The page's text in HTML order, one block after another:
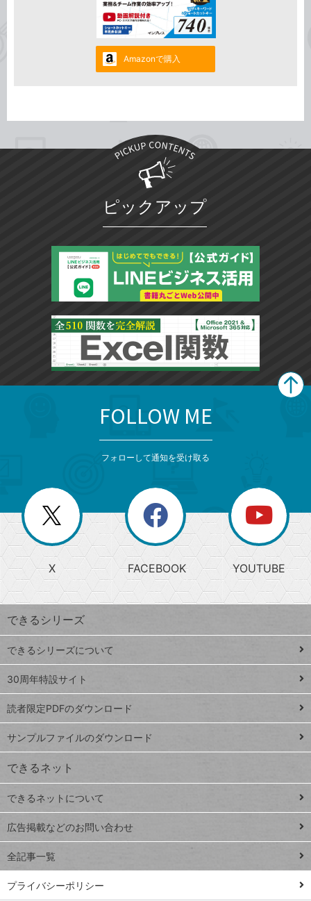
Amazonで購入
ピックアップ
じ
る
search
検
索
上
昇
ワ
ー
ド
Google
スプレ
ッドシ
ート
iPhone
VLOOKUP
close
閉じ
る
閉
じ
る
ー
か
ら
探
す
ト
ッ
プ
ペ
ジ
連載
Excel Q&A
トイアンナ流仕
事術
PowerAutomate
ではじめる業務
FOLLOW ME
フォローして通知を受け取る
X FACEBOOK YOUTUBE
できるシリーズ
できるシリーズについて
30周年特設サイト
読者限定PDFのダウンロード
サンプルファイルのダウンロード
できるネット
できるネットについて
広告掲載などのお問い合わせ
全記事一覧
プライバシーポリシー